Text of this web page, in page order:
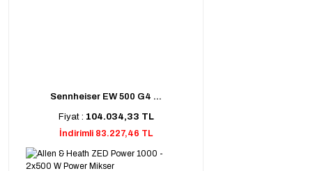
Sennheiser EW 500 G4 ...
Fiyat : 104.034,33 TL
İndirimli 83.227,46 TL